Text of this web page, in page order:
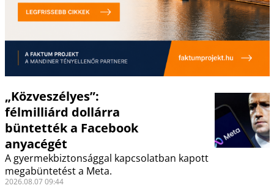
„Közveszélyes”:
félmilliárd dollárra
büntették a Facebook
anyacégét
A gyermekbiztonsággal kapcsolatban kapott
megabüntetést a Meta.
2026.08.07 09:44